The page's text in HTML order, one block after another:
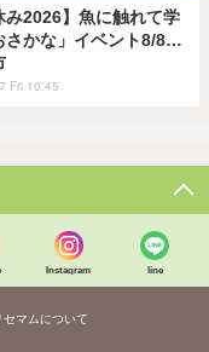
み2026】魚に触れて学
さかな」イベント8/8…
Fri 10:45
Instagram line
セマムについて